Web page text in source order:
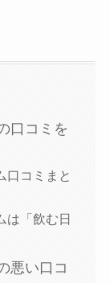
口コミを
口コミまと
は「飲む日
悪い口コ